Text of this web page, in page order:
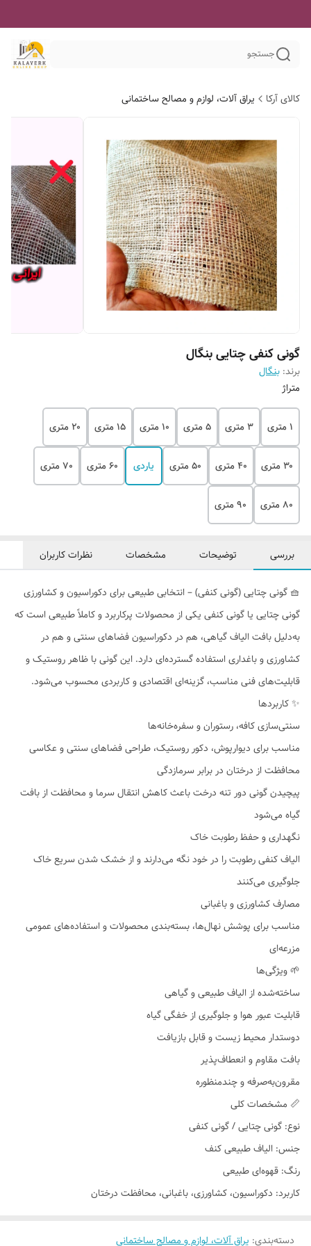
جستجو
کالای آرکا یراق آلات، لوازم و مصالح ساختمانی
گونی کنفی چتایی بنگال
برند: بنگال
متراژ
۱ متری ۳ متری ۵ متری ۱۰ متری ۱۵ متری ۲۰ متری
۳۰ متری ۴۰ متری ۵۰ متری یاردی 60 متری 70 متری
80 متری 90 متری
بررسی توضیحات مشخصات نظرات کاربران
🧺 گونی چتایی (گونی کنفی) – انتخابی طبیعی برای دکوراسیون و کشاورزی
گونی چتایی یا گونی کنفی یکی از محصولات پرکاربرد و کاملاً طبیعی است که
به‌دلیل بافت الیاف گیاهی، هم در دکوراسیون فضاهای سنتی و هم در
کشاورزی و باغداری استفاده گسترده‌ای دارد. این گونی با ظاهر روستیک و
قابلیت‌های فنی مناسب، گزینه‌ای اقتصادی و کاربردی محسوب می‌شود.
✨ کاربردها
سنتی‌سازی کافه، رستوران و سفره‌خانه‌ها
مناسب برای دیوارپوش، دکور روستیک، طراحی فضاهای سنتی و عکاسی
محافظت از درختان در برابر سرمازدگی
پیچیدن گونی دور تنه درخت باعث کاهش انتقال سرما و محافظت از بافت
گیاه می‌شود
نگهداری و حفظ رطوبت خاک
الیاف کنفی رطوبت را در خود نگه می‌دارند و از خشک شدن سریع خاک
جلوگیری می‌کنند
مصارف کشاورزی و باغبانی
مناسب برای پوشش نهال‌ها، بسته‌بندی محصولات و استفاده‌های عمومی
مزرعه‌ای
🌱 ویژگی‌ها
ساخته‌شده از الیاف طبیعی و گیاهی
قابلیت عبور هوا و جلوگیری از خفگی گیاه
دوستدار محیط زیست و قابل بازیافت
بافت مقاوم و انعطاف‌پذیر
مقرون‌به‌صرفه و چندمنظوره
📏 مشخصات کلی
نوع: گونی چتایی / گونی کنفی
جنس: الیاف طبیعی کنف
رنگ: قهوه‌ای طبیعی
کاربرد: دکوراسیون، کشاورزی، باغبانی، محافظت درختان
دسته‌بندی: یراق آلات، لوازم و مصالح ساختمانی